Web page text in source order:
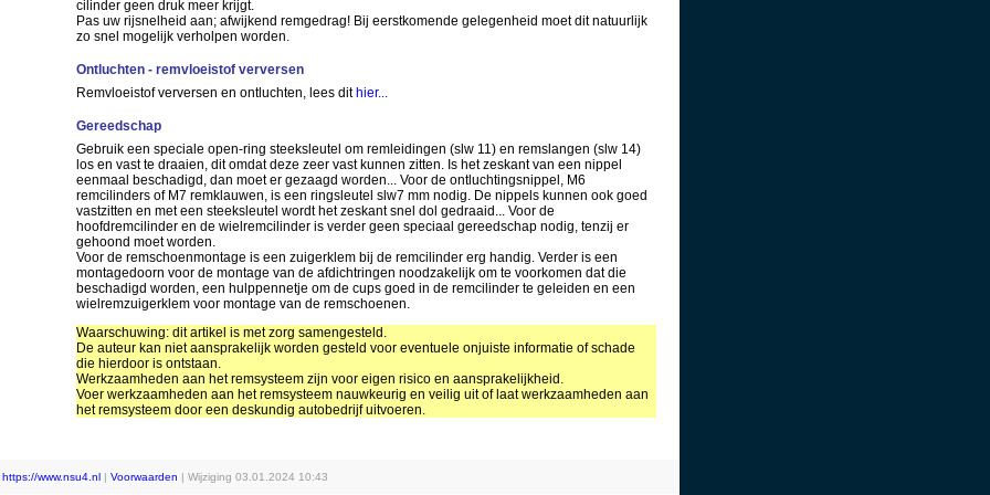
cilinder geen druk meer krijgt.
Pas uw rijsnelheid aan; afwijkend remgedrag! Bij eerstkomende gelegenheid moet dit natuurlijk
zo snel mogelijk verholpen worden.
Ontluchten - remvloeistof verversen
Remvloeistof verversen en ontluchten, lees dithier...
Gereedschap
Gebruik een speciale open-ring steeksleutel om remleidingen (slw 11) en remslangen (slw 14)
los en vast te draaien, dit omdat deze zeer vast kunnen zitten. Is het zeskant van een nippel
eenmaal beschadigd, dan moet er gezaagd worden... Voor de ontluchtingsnippel, M6
remcilinders of M7 remklauwen, is een ringsleutel slw7 mm nodig. De nippels kunnen ook goed
vastzitten en met een steeksleutel wordt het zeskant snel dol gedraaid... Voor de
hoofdremcilinder en de wielremcilinder is verder geen speciaal gereedschap nodig, tenzij er
gehoond moet worden.
Voor de remschoenmontage is een zuigerklem bij de remcilinder erg handig. Verder is een
montagedoorn voor de montage van de afdichtringen noodzakelijk om te voorkomen dat die
beschadigd worden, een hulppennetje om de cups goed in de remcilinder te geleiden en een
wielremzuigerklem voor montage van de remschoenen.
Waarschuwing: dit artikel is met zorg samengesteld.
De auteur kan niet aansprakelijk worden gesteld voor eventuele onjuiste informatie of schade
die hierdoor is ontstaan.
Werkzaamheden aan het remsysteem zijn voor eigen risico en aansprakelijkheid.
Voer werkzaamheden aan het remsysteem nauwkeurig en veilig uit of laat werkzaamheden aan
het remsysteem door een deskundig autobedrijf uitvoeren.
https://www.nsu4.nl | Voorwaarden | Wijziging 03.01.2024 10:43